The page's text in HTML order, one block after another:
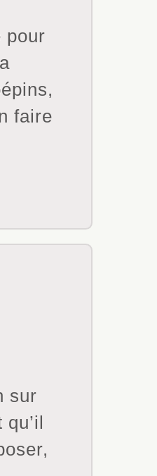
pour
faire
sur